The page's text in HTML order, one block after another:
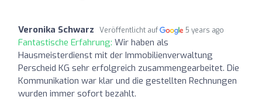
Veronika Schwarz Veröffentlicht auf 5 years ago
Fantastische Erfahrung: Wir haben als
Hausmeisterdienst mit der Immobilienverwaltung
Perscheid KG sehr erfolgreich zusammengearbeitet. Die
Kommunikation war klar und die gestellten Rechnungen
wurden immer sofort bezahlt.